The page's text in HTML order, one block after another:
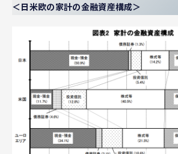
＜日米欧の家計の金融資産構成＞